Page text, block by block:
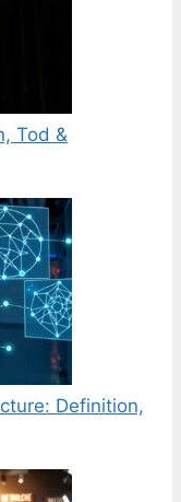
Tod &
Definition,